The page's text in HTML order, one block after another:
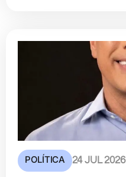
POLÍTICA 24 JUL 2026